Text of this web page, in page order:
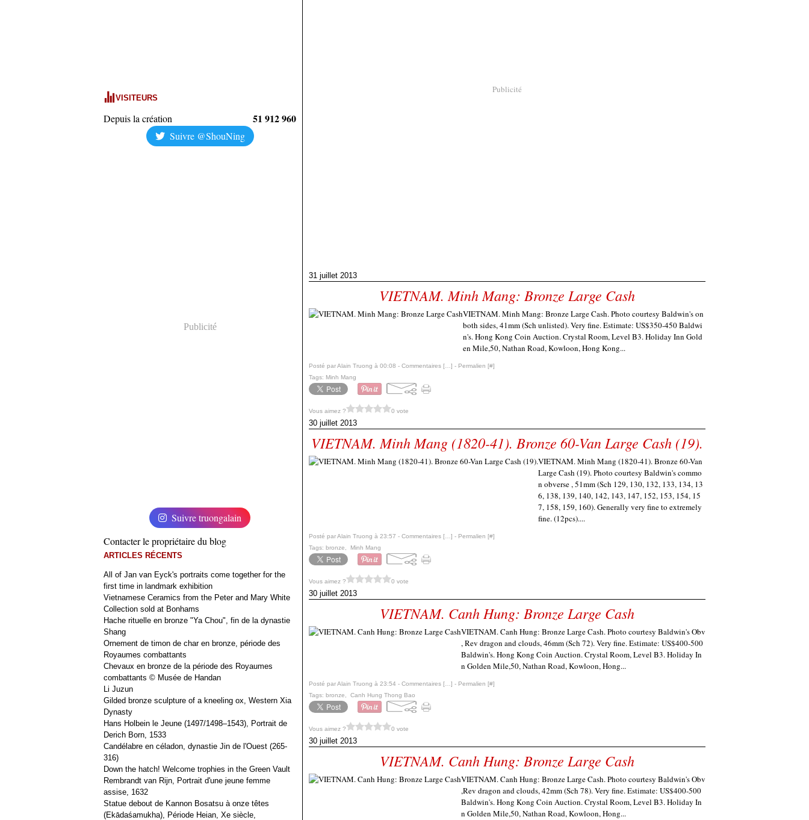
VISITEURS
Depuis la création 51 912 960
Suivre @ShouNing
Publicité
Suivre truongalain
Contacter le propriétaire du blog
ARTICLES RÉCENTS
All of Jan van Eyck's portraits come together for the
first time in landmark exhibition
Vietnamese Ceramics from the Peter and Mary White
Collection sold at Bonhams
Hache rituelle en bronze "Ya Chou", fin de la dynastie
Shang
Ornement de timon de char en bronze, période des
Royaumes combattants
Chevaux en bronze de la période des Royaumes
combattants © Musée de Handan
Li Juzun
Gilded bronze sculpture of a kneeling ox, Western Xia
Dynasty
Hans Holbein le Jeune (1497/1498–1543), Portrait de
Derich Born, 1533
Candélabre en céladon, dynastie Jin de l'Ouest (265-
316)
Down the hatch! Welcome trophies in the Green Vault
Rembrandt van Rijn, Portrait d'une jeune femme
assise, 1632
Statue debout de Kannon Bosatsu à onze têtes
(Ekādaśamukha), Période Heian, Xe siècle,
Publicité
31 juillet 2013
VIETNAM. Minh Mang: Bronze Large Cash
VIETNAM. Minh Mang: Bronze Large Cash. Photo courtesy Baldwin's on
both sides, 41mm (Sch unlisted). Very fine. Estimate: US$350-450 Baldwi
n's. Hong Kong Coin Auction. Crystal Room, Level B3. Holiday Inn Gold
en Mile,50, Nathan Road, Kowloon, Hong Kong...
Posté par Alain Truong à 00:08 - Commentaires [ ] - Permalien [#]
Tags: Minh Mang
Vous aimez ? 0 vote
30 juillet 2013
VIETNAM. Minh Mang (1820-41). Bronze 60-Van Large Cash (19).
VIETNAM. Minh Mang (1820-41). Bronze 60-Van
Large Cash (19). Photo courtesy Baldwin's commo
n obverse , 51mm (Sch 129, 130, 132, 133, 134, 13
6, 138, 139, 140, 142, 143, 147, 152, 153, 154, 15
7, 158, 159, 160). Generally very fine to extremely
fine. (12pcs)....
Posté par Alain Truong à 23:57 - Commentaires [ ] - Permalien [#]
Tags: bronze Minh Mang
Vous aimez ? 0 vote
30 juillet 2013
VIETNAM. Canh Hung: Bronze Large Cash
VIETNAM. Canh Hung: Bronze Large Cash. Photo courtesy Baldwin's Obv
, Rev dragon and clouds, 46mm (Sch 72). Very fine. Estimate: US$400-500
Baldwin's. Hong Kong Coin Auction. Crystal Room, Level B3. Holiday In
n Golden Mile,50, Nathan Road, Kowloon, Hong...
Posté par Alain Truong à 23:54 - Commentaires [ ] - Permalien [#]
Tags: bronze Canh Hung Thong Bao
Vous aimez ? 0 vote
30 juillet 2013
VIETNAM. Canh Hung: Bronze Large Cash
VIETNAM. Canh Hung: Bronze Large Cash. Photo courtesy Baldwin's Obv
,Rev dragon and clouds, 42mm (Sch 78). Very fine. Estimate: US$400-500
Baldwin's. Hong Kong Coin Auction. Crystal Room, Level B3. Holiday In
n Golden Mile,50, Nathan Road, Kowloon, Hong...